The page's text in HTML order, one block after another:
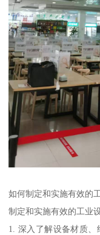
如何制定和实施有效的
制定和实施有效的工业
1. 深入了解设备材质